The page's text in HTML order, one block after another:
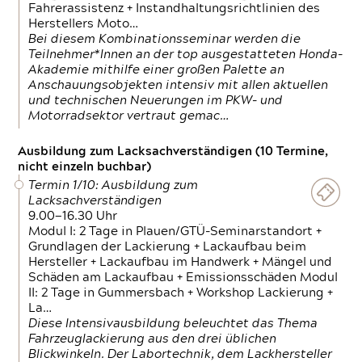
Fahrerassistenz + Instandhaltungsrichtlinien des
Herstellers Moto…
Bei diesem Kombinationsseminar werden die
Teilnehmer*Innen an der top ausgestatteten Honda-
Akademie mithilfe einer großen Palette an
Anschauungsobjekten intensiv mit allen aktuellen
und technischen Neuerungen im PKW- und
Motorradsektor vertraut gemac…
Ausbildung zum Lacksachverständigen (10 Termine,
nicht einzeln buchbar)
Termin 1/10: Ausbildung zum
Lacksachverständigen
9.00—16.30 Uhr
Modul I: 2 Tage in Plauen/GTÜ-Seminarstandort +
Grundlagen der Lackierung + Lackaufbau beim
Hersteller + Lackaufbau im Handwerk + Mängel und
Schäden am Lackaufbau + Emissionsschäden Modul
II: 2 Tage in Gummersbach + Workshop Lackierung +
La…
Diese Intensivausbildung beleuchtet das Thema
Fahrzeuglackierung aus den drei üblichen
Blickwinkeln. Der Labortechnik, dem Lackhersteller